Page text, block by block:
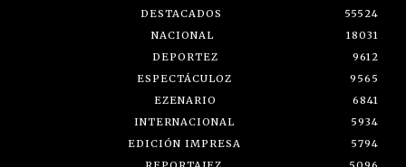
DESTACADOS
55524
NACIONAL
18031
DEPORTEZ
9612
ESPECTÁCULOZ
9565
EZENARIO
6841
INTERNACIONAL
5934
EDICIÓN IMPRESA
5794